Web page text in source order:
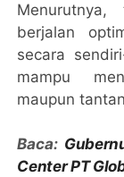
berjalan
secara
mampu
maupun
Baca:
Center PT